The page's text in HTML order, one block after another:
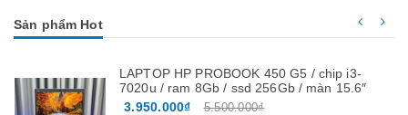
Sản phẩm Hot
LAPTOP HP PROBOOK 450 G5 / chip i3-
7020u / ram 8Gb / ssd 256Gb / màn 15.6″
3.950.000₫
5.500.000₫